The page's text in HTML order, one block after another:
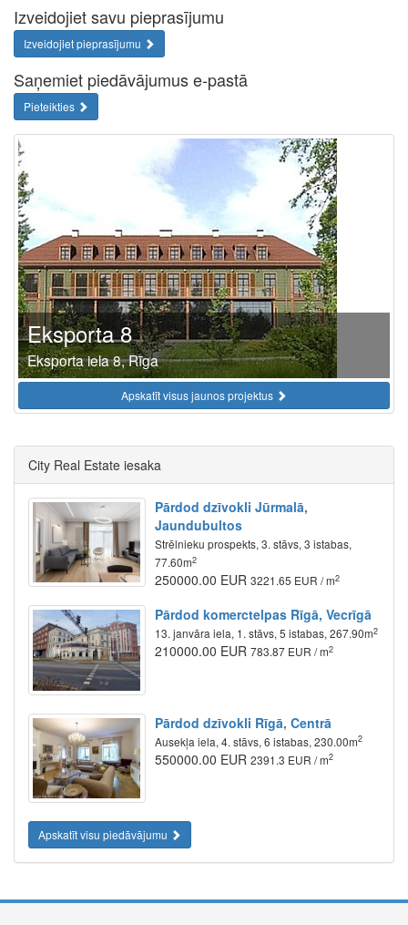
Izveidojiet savu pieprasījumu
Izveidojiet pieprasījumu
Saņemiet piedāvājumus e-pastā
Pieteikties
Eksporta 8
Eksporta iela 8, Rīga
Apskatīt visus jaunos projektus
City Real Estate iesaka
Pārdod dzīvokli Jūrmalā,
Jaundubultos
Strēlnieku prospekts, 3. stāvs, 3 istabas,
77.60m2
250000.00 EUR 3221.65 EUR / m2
Pārdod komerctelpas Rīgā, Vecrīgā
13. janvāra iela, 1. stāvs, 5 istabas, 267.90m2
210000.00 EUR 783.87 EUR / m2
Pārdod dzīvokli Rīgā, Centrā
Ausekļa iela, 4. stāvs, 6 istabas, 230.00m2
550000.00 EUR 2391.3 EUR / m2
Apskatīt visu piedāvājumu